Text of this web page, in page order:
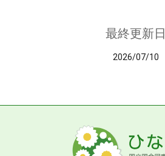
最終更新日
2026/07/10